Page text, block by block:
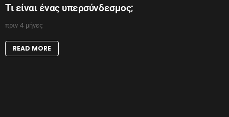
Τι είναι ένας υπερσύνδεσμος;
πριν 4 μήνες
READ MORE